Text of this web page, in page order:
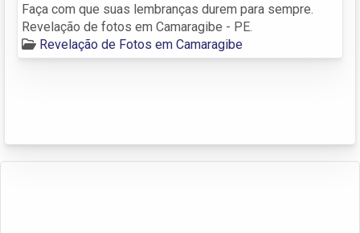
Faça com que suas lembranças durem para sempre.
Revelação de fotos em Camaragibe - PE.
Revelação de Fotos em Camaragibe